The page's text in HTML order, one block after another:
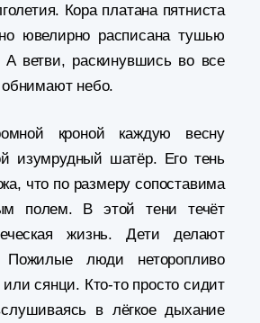
Кора платана пятниста
ювелирно расписана тушью
А ветви, раскинувшись во все
небо.
кроной каждую весну
изумрудный шатёр. Его тень
что по размеру сопоставима
полем. В этой тени течёт
жизнь. Дети делают
люди неторопливо
сянци. Кто-то просто сидит
в лёгкое дыхание